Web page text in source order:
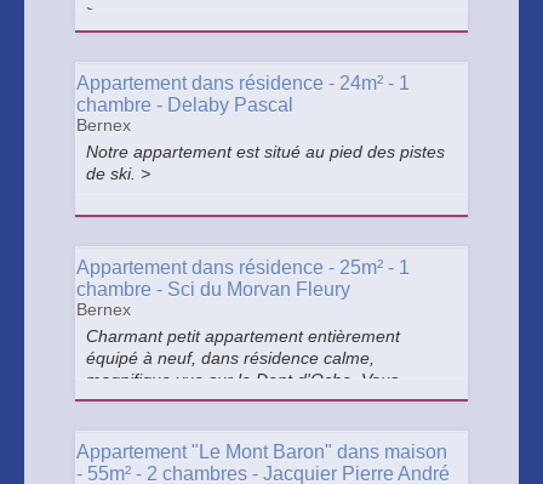
>
Appartement dans résidence - 24m² - 1
chambre - Delaby Pascal
Bernex
Notre appartement est situé au pied des pistes
de ski. >
Appartement dans résidence - 25m² - 1
chambre - Sci du Morvan Fleury
Bernex
Charmant petit appartement entièrement
équipé à neuf, dans résidence calme,
magnifique vue sur la Dent d'Oche. Vous
pourrez profiter de cette belle région été
Appartement "Le Mont Baron" dans maison
- 55m² - 2 chambres - Jacquier Pierre André